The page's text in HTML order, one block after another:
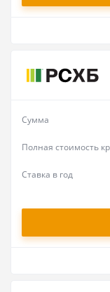
Сумма
Полная стоимость
Ставка в год